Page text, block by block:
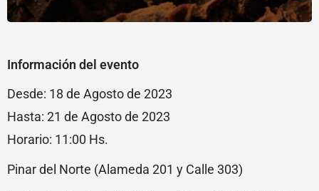
Información del evento
Desde: 18 de Agosto de 2023
Hasta: 21 de Agosto de 2023
Horario: 11:00 Hs.
Pinar del Norte (Alameda 201 y Calle 303)